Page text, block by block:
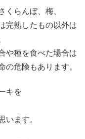
くらんぼ、梅、
完熟したもの以外は
や種を食べた場合は
の危険もあります。
キを
います。